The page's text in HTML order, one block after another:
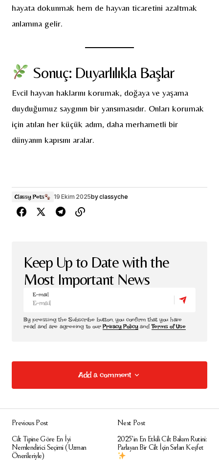
hayata dokunmak hem de hayvan ticaretini azaltmak
anlamına gelir.
Sonuç: Duyarlılıkla Başlar
Evcil hayvan haklarını korumak, doğaya ve yaşama
duyduğumuz saygının bir yansımasıdır. Onları korumak
için atılan her küçük adım, daha merhametli bir
dünyanın kapısını aralar.
Classy Pets 19 Ekim 2025byclassyche
Keep Up to Date with the
Most Important News
E-mail
By pressing the Subscribe button, you confirm that you have
read and are agreeing to ourPrivacy PolicyandTerms of Use
Add a comment
Add a comment
alanlar* ile işaretlenmişlerdir
Previous Post
Cilt Tipine Göre En İyi
Nemlendirici Seçimi (Uzman
Önerileriyle)
Next Post
2025’in En Etkili Cilt Bakım Rutini:
Parlayan Bir Cilt İçin Sırları Keşfet